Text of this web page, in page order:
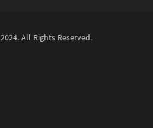
2024. All Rights Reserved.